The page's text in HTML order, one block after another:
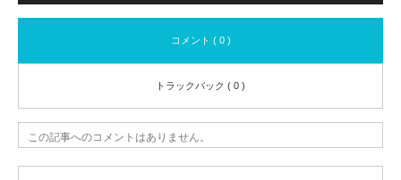
コメント ( 0 )
トラックバック ( 0 )
この記事へのコメントはありません。